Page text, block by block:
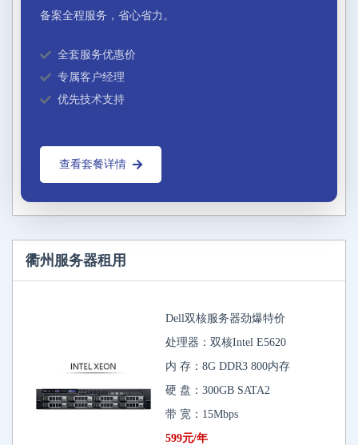
备案全程服务，省心省力。
全套服务优惠价
专属客户经理
优先技术支持
查看套餐详情
衢州服务器租用
Dell双核服务器劲爆特价
处理器：双核Intel E5620
内 存：8G DDR3 800内存
硬 盘：300GB SATA2
带 宽：15Mbps
599元/年